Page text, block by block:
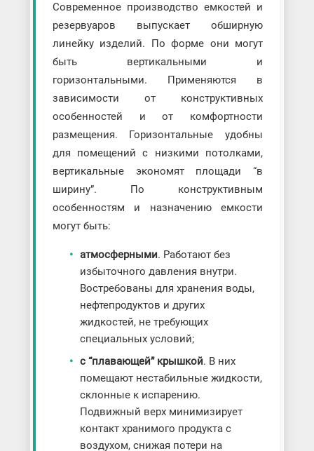
Современное производство емкостей и
резервуаров выпускает обширную
линейку изделий. По форме они могут
быть вертикальными и
горизонтальными. Применяются в
зависимости от конструктивных
особенностей и от комфортности
размещения. Горизонтальные удобны
для помещений с низкими потолками,
вертикальные экономят площади “в
ширину”. По конструктивным
особенностям и назначению емкости
могут быть:
атмосферными. Работают без
избыточного давления внутри.
Востребованы для хранения воды,
нефтепродуктов и других
жидкостей, не требующих
специальных условий;
с “плавающей” крышкой. В них
помещают нестабильные жидкости,
склонные к испарению.
Подвижный верх минимизирует
контакт хранимого продукта с
воздухом, снижая потери на